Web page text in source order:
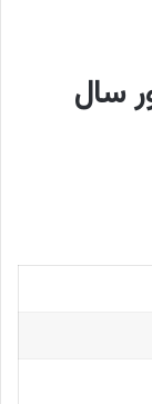
سال